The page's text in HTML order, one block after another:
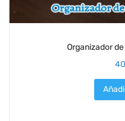
Organizador